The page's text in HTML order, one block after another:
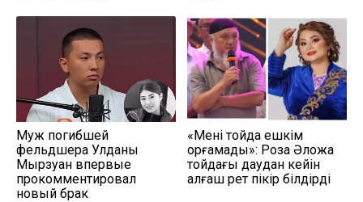
Муж погибшей
фельдшера Улданы
Мырзуан впервые
прокомментировал
новый брак
«Мені тойда ешкім
қорғамады»: Роза Әлқожа
тойдағы даудан кейін
алғаш рет пікір білдірді